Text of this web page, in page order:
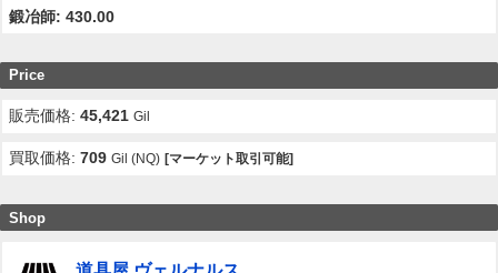
鍛冶師: 430.00
Price
販売価格:45,421 Gil
買取価格:709 Gil (NQ) [マーケット取引可能]
Shop